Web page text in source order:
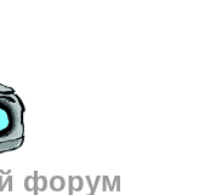
форум